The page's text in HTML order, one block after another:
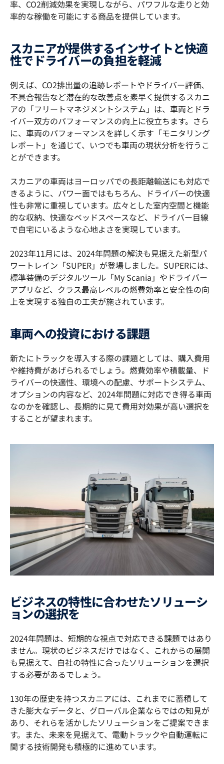
率、CO2削減効果を実現しながら、パワフルな走りと効
率的な稼働を可能にする商品を提供しています。
スカニアが提供するインサイトと快適
性でドライバーの負担を軽減
例えば、CO2排出量の追跡レポートやドライバー評価、
不具合報告など潜在的な改善点を素早く提供するスカニ
アの「フリートマネジメントシステム」は、車両とドラ
イバー双方のパフォーマンスの向上に役立ちます。さら
に、車両のパフォーマンスを詳しく示す「モニタリング
レポート」を通じて、いつでも車両の現状分析を行うこ
とができます。
スカニアの車両はヨーロッパでの長距離輸送にも対応で
きるように、パワー面ではもちろん、ドライバーの快適
性も非常に重視しています。広々とした室内空間と機能
的な収納、快適なベッドスペースなど、ドライバー目線
で自宅にいるような心地よさを実現しています。
2023年11月には、2024年問題の解決も見据えた新型パ
ワートレイン「SUPER」が登場しました。SUPERには、
標準装備のデジタルツール「My Scania」やドライバー
アプリなど、クラス最高レベルの燃費効率と安全性の向
上を実現する独自の工夫が施されています。
車両への投資における課題
新たにトラックを導入する際の課題としては、購入費用
や維持費があげられるでしょう。燃費効率や積載量、ド
ライバーの快適性、環境への配慮、サポートシステム、
オプションの内容など、2024年問題に対応でき得る車両
なのかを確認し、長期的に見て費用対効果が高い選択を
することが望まれます。
ビジネスの特性に合わせたソリューシ
ョンの選択を
2024年問題は、短期的な視点で対応できる課題ではあり
ません。現状のビジネスだけではなく、これからの展開
も見据えて、自社の特性に合ったソリューションを選択
する必要があるでしょう。
130年の歴史を持つスカニアには、これまでに蓄積して
きた膨大なデータと、グローバル企業ならではの知見が
あり、それらを活かしたソリューションをご提案できま
す。また、未来を見据えて、電動トラックや自動運転に
関する技術開発も積極的に進めています。